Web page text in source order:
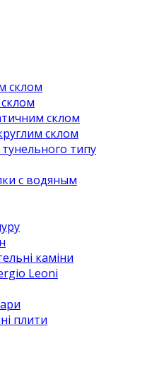
склом
склом
склом
типу
с водяным
каміни
Leoni
плити